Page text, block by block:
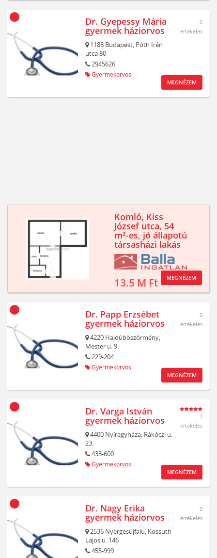
Dr. Gyepessy Mária
gyermek háziorvos
1188 Budapest, Póth Irén
utca 80
2945626
Gyermekorvos
0
értékelés
MEGNÉZEM
Komló, Kiss
József utca, 54
m²-es, jó állapotú
társasházi lakás
13.5 M Ft MEGNÉZEM
Dr. Papp Erzsébet
gyermek háziorvos
4220 Hajdúböszörmény,
Mester u. 9.
229-204
Gyermekorvos
0
értékelés
MEGNÉZEM
Dr. Varga István
gyermek háziorvos
4400 Nyíregyháza, Rákóczi u.
23.
433-600
Gyermekorvos
1
értékelés
MEGNÉZEM
Dr. Nagy Erika
gyermek háziorvos
2536 Nyergesújfalu, Kossuth
Lajos u. 146
455-999
0
értékelés